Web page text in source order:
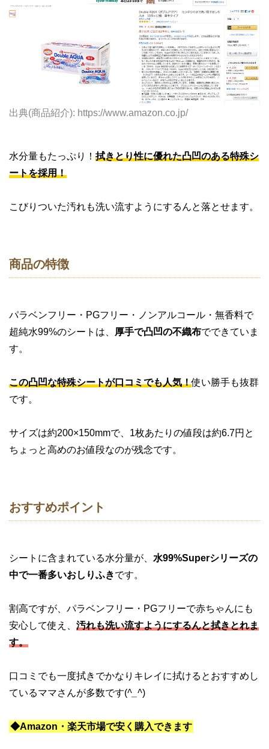
出典(商品紹介): https://www.amazon.co.jp/
水分量もたっぷり！ 拭きとり性に優れた凸凹のある特殊シ
ートを採用！
こびりついた汚れも洗い流すようにするんと落とせます。
商品の特徴
パラベンフリー・PGフリー・ノンアルコール・無香料で
超純水99%のシートは、
厚手で凸凹の不織布でできていま
す。
この凸凹な特殊シートが口コミでも人気！ 使い勝手も抜群
です。
サイズは約200×150mmで、1枚あたりの値段は約6.7円と
ちょっと高めのお値段なのが残念です。
おすすめポイント
シートに含まれている水分量が、 水99%Superシリーズの
中で一番多いおしりふきです。
割高ですが、パラベンフリー・PGフリーで赤ちゃんにも
安心して使え、 汚れも洗い流すようにするんと拭きとれま
す。
口コミでも一度拭きでかなりキレイに拭けるとおすすめし
ているママさんが多数です(^_^)
◆Amazon・楽天市場で安く購入できます